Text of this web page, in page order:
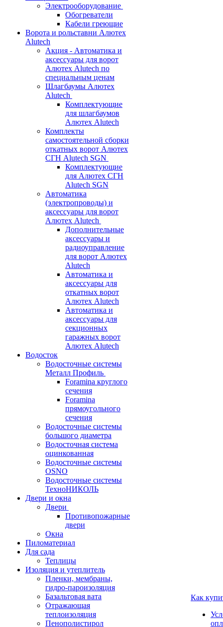
Электрооборудование
Обогреватели
Кабели греющие
Ворота и рольставни Алютех
Alutech
Акция - Автоматика и
аксессуары для ворот
Алютех Alutech по
специальным ценам
Шлагбаумы Алютех
Alutech
Комплектующие
для шлагбаумов
Алютех Alutech
Комплекты
самостоятельной сборки
откатных ворот Алютех
СГН Alutech SGN
Комплектующие
для Алютех СГН
Alutech SGN
Автоматика
(электропроводы) и
аксессуары для ворот
Алютех Alutech
Дополнительные
аксессуары и
радиоуправление
для ворот Алютех
Alutech
Автоматика и
аксессуары для
откатных ворот
Алютех Alutech
Автоматика и
аксессуары для
секционных
гаражных ворот
Алютех Alutech
Водосток
Водосточные системы
Металл Профиль
Foramina круглого
сечения
Foramina
прямоугольного
сечения
Водосточные системы
большого диаметра
Водосточная система
оцинкованная
Водосточные системы
OSNO
Водосточные системы
ТехноНИКОЛЬ
Двери и окна
Двери
Противопожарные
двери
Окна
Пиломатериал
Для сада
Теплицы
Изоляция и утеплитель
Пленки, мембраны,
гидро-пароизоляция
Базальтовая вата
Отражающая
теплоизоляция
Пенополистирол
Как